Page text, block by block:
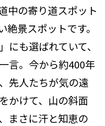
中の寄り道スポット
絶景スポットです。
にも選ばれていて、
言。今から約400年
先人たちが気の遠
かけて、山の斜面
まさに汗と知恵の